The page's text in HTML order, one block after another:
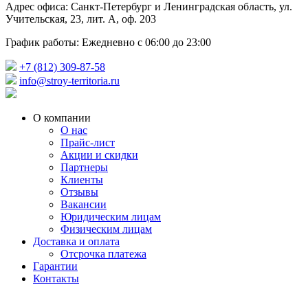
Адрес офиса: Санкт-Петербург и Ленинградская область, ул.
Учительская, 23, лит. А, оф. 203
График работы: Ежедневно с 06:00 до 23:00
+7 (812) 309-87-58
info@stroy-territoria.ru
О компании
О нас
Прайс-лист
Акции и скидки
Партнеры
Клиенты
Отзывы
Вакансии
Юридическим лицам
Физическим лицам
Доставка и оплата
Отсрочка платежа
Гарантии
Контакты